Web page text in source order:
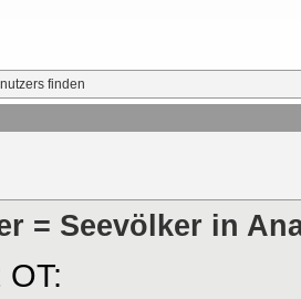
= Seevölker in